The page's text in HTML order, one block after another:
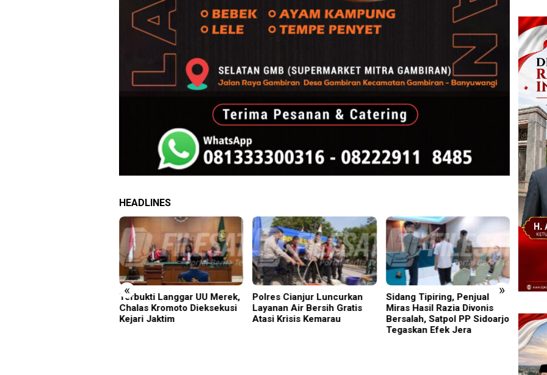
HEADLINES
« »
Polres Cianjur Luncurkan
Layanan Air Bersih Gratis
Atasi Krisis Kemarau
Sidang Tipiring, Penjual
Miras Hasil Razia Divonis
Bersalah, Satpol PP Sidoarjo
Acep Saepudin (Amang)
Maju Calon Kepala Desa
Sukamanah, Usung Visi
“ASRI”
Dan